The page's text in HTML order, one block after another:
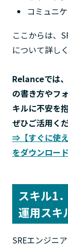
コミュニ
ここからは、
について詳し
Relanceでは
の書き方やフ
キルに不安を
ぜひご活用く
⇒【すぐに使
をダウンロー
スキル1
運用スキ
SREエンジニ